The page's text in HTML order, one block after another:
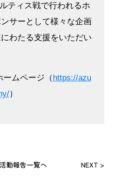
ティス戦で行われるホ
サーとして様々な企画
わたる支援をいただい
ームページ（https://azu
）
動報告一覧へ NEXT >